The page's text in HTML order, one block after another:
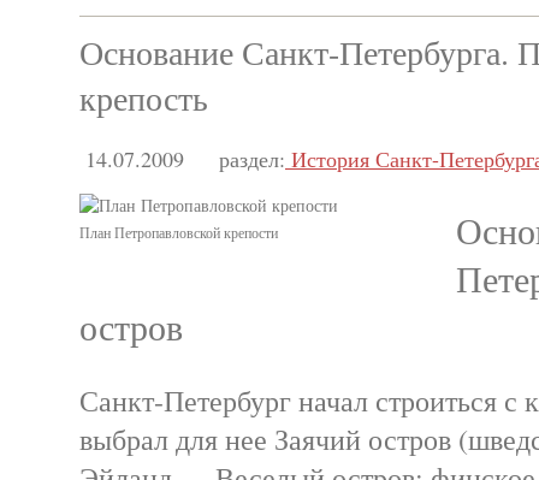
Основание Санкт-Петербурга.
крепость
14.07.2009 раздел: История Санкт-
План Петропавловской крепости
остров
Санкт-Петербург начал строиться с
выбрал для нее Заячий остров